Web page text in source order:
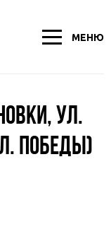
МЕНЮ
УЛ.
ПОБЕДЫ)